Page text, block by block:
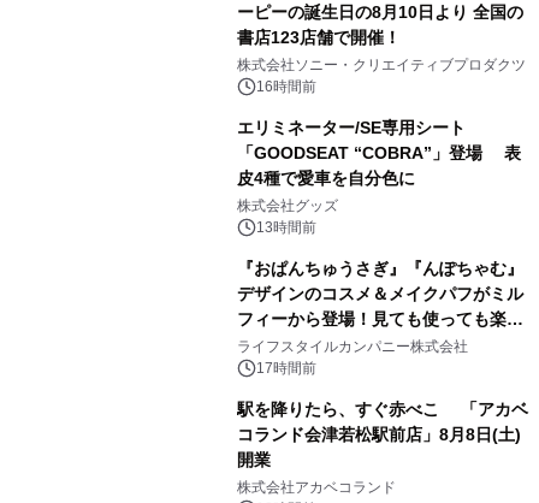
ーピーの誕生日の8月10日より 全国の
書店123店舗で開催！
株式会社ソニー・クリエイティブプロダクツ
16時間前
エリミネーター/SE専用シート
「GOODSEAT “COBRA”」登場 表
皮4種で愛車を自分色に
株式会社グッズ
13時間前
『おぱんちゅうさぎ』『んぽちゃむ』
デザインのコスメ＆メイクパフがミル
フィーから登場！見ても使っても楽し
い、ポップでキュートなコレクショ
ン。
ライフスタイルカンパニー株式会社
17時間前
駅を降りたら、すぐ赤べこ 「アカベ
コランド会津若松駅前店」8月8日(土)
開業
株式会社アカベコランド